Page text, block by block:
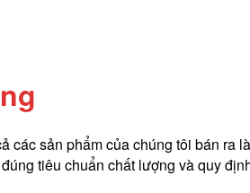
các sản phẩm của chúng tôi bán ra
tiêu chuẩn chất lượng và quy